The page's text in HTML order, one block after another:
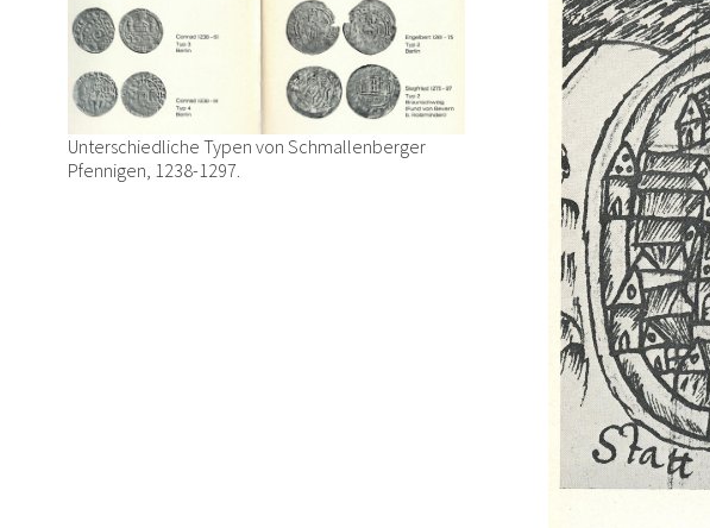
Unterschiedliche Typen von Schmallenberger
Pfennigen, 1238-1297.